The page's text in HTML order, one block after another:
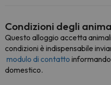
Condizioni degli
Questo alloggio accetta
condizioni è indispensabile
modulo di contatto
domestico.